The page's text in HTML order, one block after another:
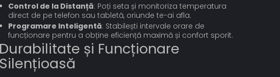
Control de la Distanță: Poți seta și monitoriza temperatura
direct de pe telefon sau tabletă, oriunde te-ai afla.
Programare Inteligentă: Stabilești intervale orare de
funcționare pentru a obține eficiență maximă și confort sporit.
Durabilitate și Funcționare
Silențioasă